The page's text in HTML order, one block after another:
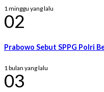
1 minggu yang lalu
02
Prabowo Sebut SPPG Polri
1 bulan yang lalu
03